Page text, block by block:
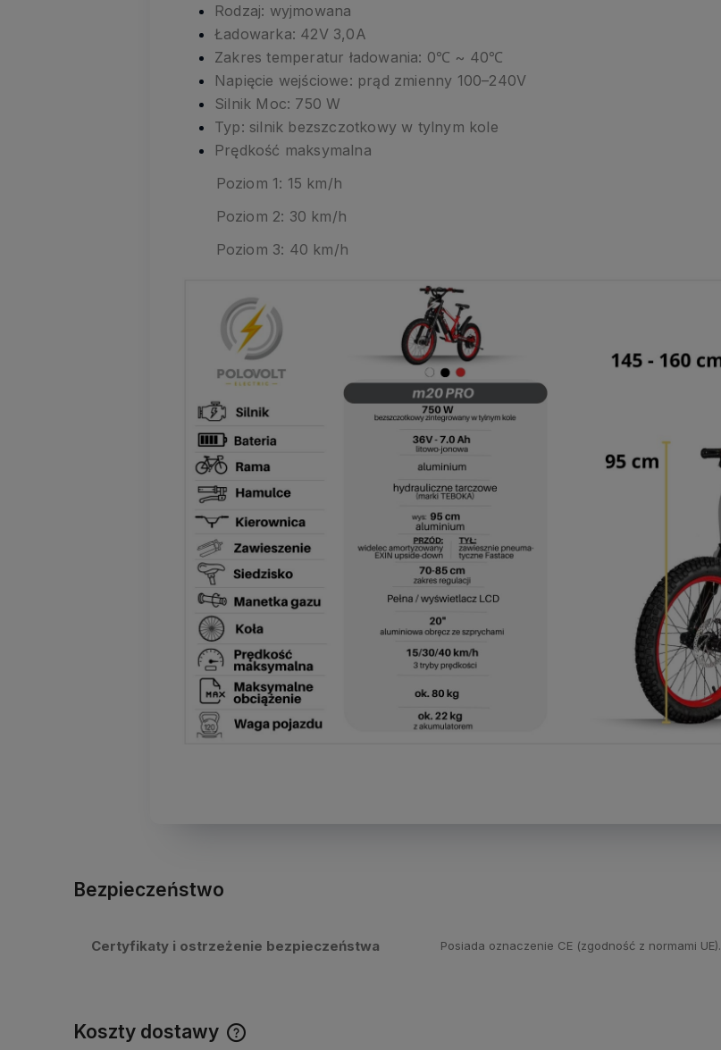
Rodzaj: wyjmowana
Ładowarka: 42V 3,0A
Zakres temperatur ładowania: 0℃ ~ 40℃
Napięcie wejściowe: prąd zmienny 100–240V
Silnik Moc: 750 W
Typ: silnik bezszczotkowy w tylnym kole
Prędkość maksymalna
Poziom 1: 15 km/h
Poziom 2: 30 km/h
Poziom 3: 40 km/h
Bezpieczeństwo
Certyfikaty i ostrzeżenie bezpieczeństwa Posiada oznaczenie CE (zgodność z normami UE).
Koszty dostawy